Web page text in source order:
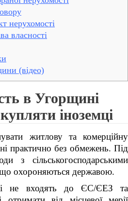
нерухомості
власності
(відео)
в Угорщині
іноземці
житлову та комерційну
практично без обмежень. Під
з сільськогосподарськими
охороняються державою.
не входять до ЄС/ЄЕЗ та